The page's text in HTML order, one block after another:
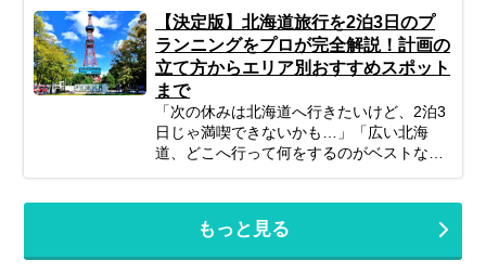
くピックアップ。初めての方からリピータ
ーの方まで、あなたの旅のスタイルに合わ
せた「最高の北海道周遊旅」をプランニン
グするための参考にぜひお役立てくださ
い。
計画すれば、子連れ北海道旅行は最高の体
験になります。 この記事では、子連れファ
ミリーが北海道旅行を思いっきり楽しむた
めの、計画の立て方の基本から、子供が絶
対喜ぶおすすめスポット＆アクティビテ
ィ、ホテル選びの秘訣、そしてあると便利
な持ち物や注意点まで、パパママ目線で徹
【決定版】北海道旅行を2泊3日のプ
ランニングをプロが完全解説！計画の
立て方からエリア別おすすめスポット
まで
「次の休みは北海道へ行きたいけど、2泊3
日じゃ満喫できないかも…」「広い北海
道、どこへ行って何をするのがベストな
をたっぷり楽しむことは可能です！この記
事では、忙しいあなたのために、2泊3日の
もっと見る